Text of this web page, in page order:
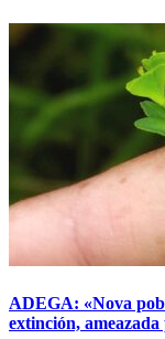
ADEGA: «Nova
extinción,